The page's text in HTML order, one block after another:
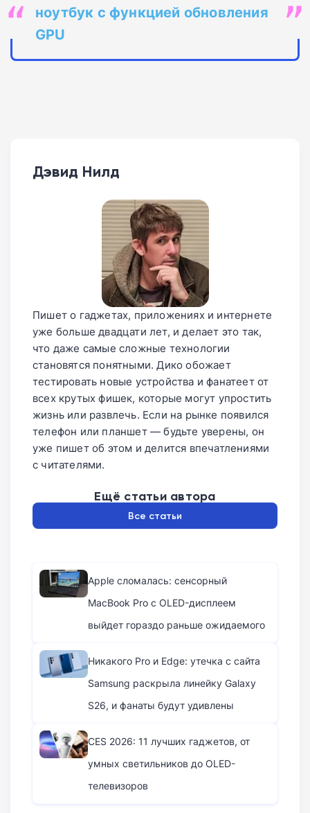
ноутбук с функцией обновления
GPU
Дэвид Нилд
Пишет о гаджетах, приложениях и интернете
уже больше двадцати лет, и делает это так,
что даже самые сложные технологии
становятся понятными. Дико обожает
тестировать новые устройства и фанатеет от
всех крутых фишек, которые могут упростить
жизнь или развлечь. Если на рынке появился
телефон или планшет — будьте уверены, он
уже пишет об этом и делится впечатлениями
с читателями.
Ещё статьи автора
Все статьи
Apple сломалась: сенсорный
MacBook Pro с OLED-дисплеем
выйдет гораздо раньше ожидаемого
Никакого Pro и Edge: утечка с сайта
Samsung раскрыла линейку Galaxy
S26, и фанаты будут удивлены
CES 2026: 11 лучших гаджетов, от
умных светильников до OLED-
телевизоров